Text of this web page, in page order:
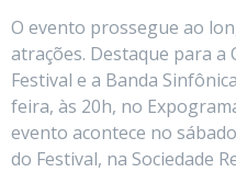
O evento prossegue ao
atrações. Destaque para a
Festival e a Banda
feira, às 20h, no
evento acontece no
do Festival, na Sociedade